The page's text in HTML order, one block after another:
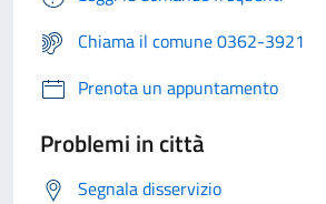
Chiama il comune 0362-3921
Prenota un appuntamento
Problemi in città
Segnala disservizio